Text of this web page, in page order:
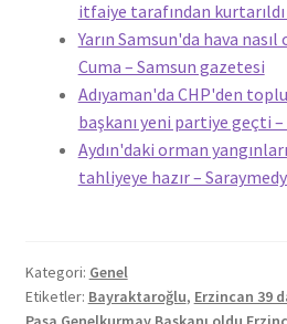
itfaiye tarafından
Yarın Samsun'da hava
Cuma – Samsun gazetesi
Adıyaman'da CHP'den
başkanı yeni partiye geçti
Aydın'daki orman
tahliyeye hazır –
Kategori: Genel
Etiketler: Bayraktaroğlu, Erzincan 39